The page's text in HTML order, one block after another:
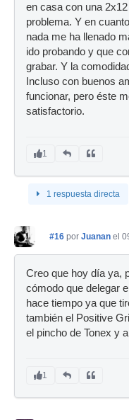
en casa con una
problema. Y en
nada me ha llenado
ido probando y que
grabar. Y la
Incluso con buenos
funcionar, pero éste
satisfactorio.
1
1 respuesta directa
#16 por Juanan el
Creo que hoy día ya,
cómodo que delegar
hace tiempo ya que
también el Positive
el pincho de Tonex y
1